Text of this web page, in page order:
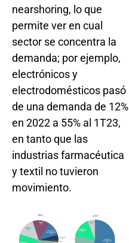
nearshoring, lo que
permite ver en cual
sector se concentra la
demanda; por ejemplo,
electrónicos y
electrodomésticos pasó
de una demanda de 12%
en 2022 a 55% al 1T23,
en tanto que las
industrias farmacéutica
y textil no tuvieron
movimiento.